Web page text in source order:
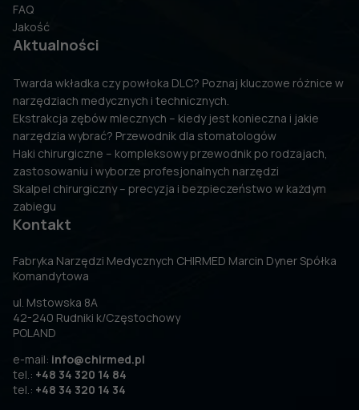
FAQ
Jakość
Aktualności
Twarda wkładka czy powłoka DLC? Poznaj kluczowe różnice w
narzędziach medycznych i technicznych.
Ekstrakcja zębów mlecznych – kiedy jest konieczna i jakie
narzędzia wybrać? Przewodnik dla stomatologów
Haki chirurgiczne – kompleksowy przewodnik po rodzajach,
zastosowaniu i wyborze profesjonalnych narzędzi
Skalpel chirurgiczny – precyzja i bezpieczeństwo w każdym
zabiegu
Kontakt
Fabryka Narzędzi Medycznych CHIRMED Marcin Dyner Spółka
Komandytowa
ul. Mstowska 8A
42-240 Rudniki k/Częstochowy
POLAND
e-mail: info@chirmed.pl
tel.: +48 34 320 14 84
tel.: +48 34 320 14 34